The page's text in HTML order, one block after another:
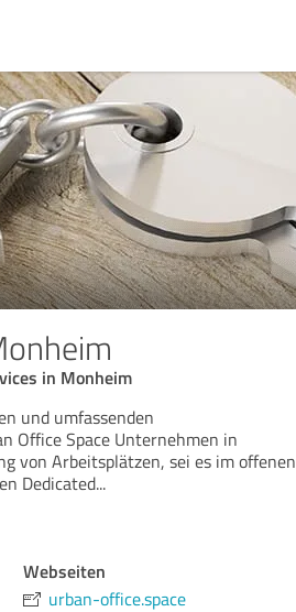
in Monheim
und umfassenden
Office Space Unternehmen in
von Arbeitsplätzen, sei es im offenen
Dedicated...
Webseiten
urban-office.space